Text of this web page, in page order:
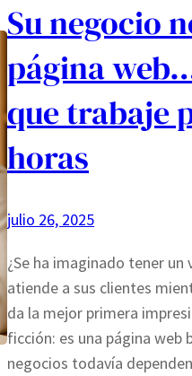
Su negocio
página
que trabaje
horas
julio 26, 2025
¿Se ha imaginado tener
atiende a sus clientes
da la mejor primera
ficción: es una página web
negocios todavía